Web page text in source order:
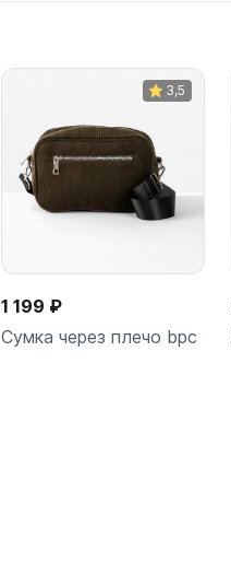
3,5
1 199 ₽
Сумка через плечо bpc